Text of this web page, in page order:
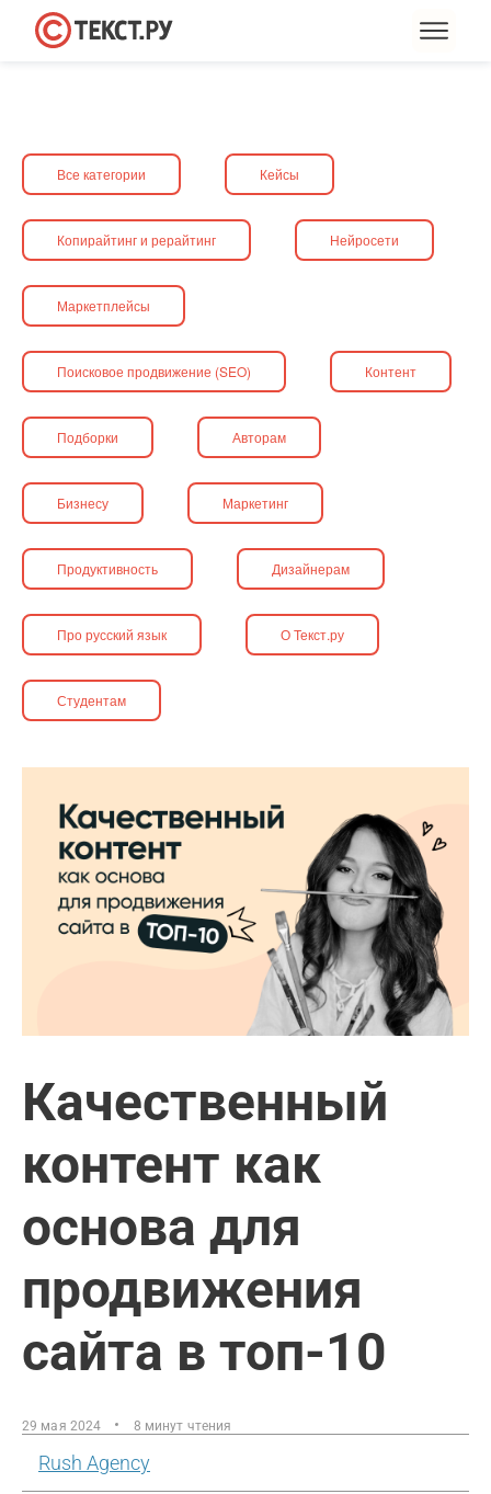
Все категории Кейсы
Копирайтинг и рерайтинг Нейросети
Маркетплейсы
Поисковое продвижение (SEO) Контент
Подборки Авторам
Бизнесу Маркетинг
Продуктивность Дизайнерам
Про русский язык О Текст.ру
Студентам
Качественный
контент как
основа для
продвижения
сайта в топ-10
29 мая 2024 8 минут чтения
Rush Agency